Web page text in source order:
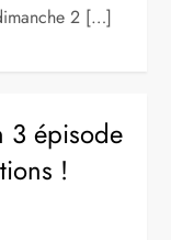
2 […]
3 épisode
!